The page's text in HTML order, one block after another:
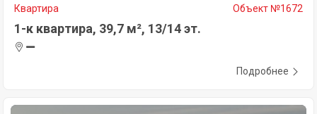
Квартира Объект №1672
1-к квартира, 39,7 м², 13/14 эт.
Подробнее